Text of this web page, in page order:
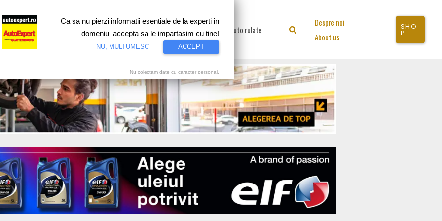
Test drive Motorsport Proiecte speciale Video Auto rulate Search
Despre noi
About us
SHO
P
Ca sa nu pierzi informatii esentiale de la experti in
domeniu, accepta sa le impartasim cu tine!
NU, MULTUMESC ACCEPT
Nu colectam date cu caracter personal.